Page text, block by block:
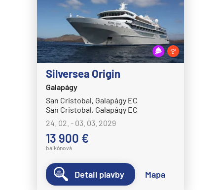
Costa Fortuna
Costa Pacifica
Costa Serena
Costa Smeralda
Costa Toscana
Crystal Cruises
Crystal Symphony
Cunard Line
Queen Anne
Queen Elizabeth
Silversea Origin
Galapágy
San Cristobal, Galapágy EC
San Cristobal, Galapágy EC
24. 02. - 03. 03. 2029
13 900 €
balkónová
Detail plavby Mapa